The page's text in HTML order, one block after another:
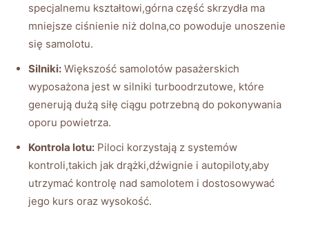
specjalnemu kształtowi,górna część skrzydła ma
mniejsze ciśnienie niż dolna,co powoduje unoszenie
się samolotu.
Silniki: Większość samolotów pasażerskich
wyposażona jest w silniki turboodrzutowe, które
generują dużą siłę ciągu potrzebną do pokonywania
oporu powietrza.
Kontrola lotu: Piloci korzystają z systemów
kontroli,takich jak drążki,dźwignie i autopiloty,aby
utrzymać kontrolę nad samolotem i dostosowywać
jego kurs oraz wysokość.